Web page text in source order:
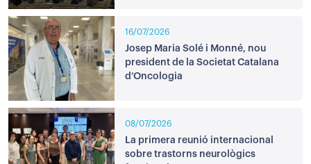
16/07/2026
Josep Maria Solé i Monné, nou
president de la Societat Catalana
d’Oncologia
08/07/2026
La primera reunió internacional
sobre trastorns neurològics